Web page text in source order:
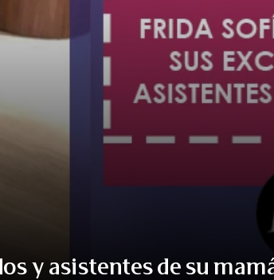
y asistentes de su